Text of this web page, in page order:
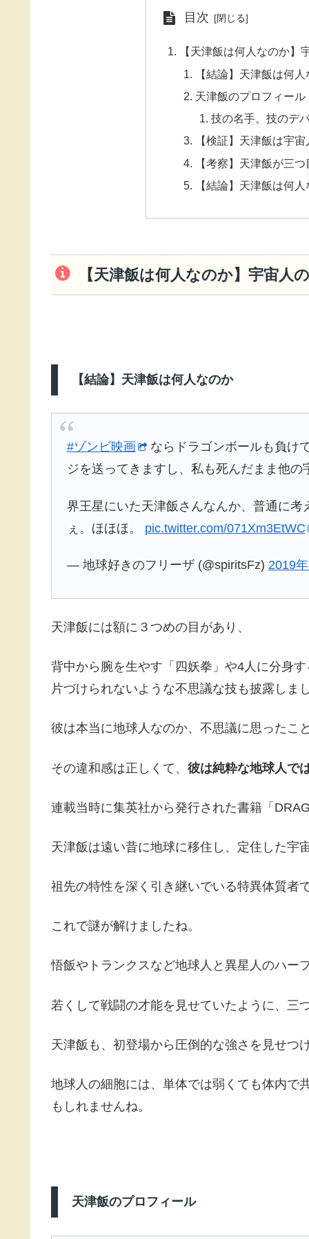
目次
【天津飯は何人なのか
【結論】天津飯は何
天津飯のプロフィール
技の名手。技のデ
【検証】天津飯は宇
【考察】天津飯が三
【結論】天津飯は何
【天津飯は何人なのか】宇宙人
【結論】天津飯は何人なのか
#ゾンビ映画
ならドラゴンボールも負け
ジを送ってきますし、私も死んだまま他
界王星にいた天津飯さんなんか、普通に
ぇ。ほほほ。 pic.twitter.com/071Xm3EtWC
— 地球好きのフリーザ (@spiritsFz) 2019
天津飯には額に３つめの目があり、
背中から腕を生やす「四妖拳」や4人に分身
片づけられないような不思議な技も披露しま
彼は本当に地球人なのか、不思議に思ったこ
その違和感は正しくて、 彼は純粋な地球人で
連載当時に集英社から発行された書籍「
天津飯は遠い昔に地球に移住し、定住した宇
祖先の特性を深く引き継いでいる特異体質
これで謎が解けましたね。
悟飯やトランクスなど地球人と異星人のハー
若くして戦闘の才能を見せていたように、三
天津飯も、初登場から圧倒的な強さを見せつ
地球人の細胞には、単体では弱くても体内で
もしれませんね。
天津飯のプロフィール